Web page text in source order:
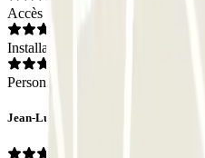
Accès
Installations
Personnel
Jean-Luc